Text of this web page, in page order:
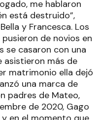
un emotivo posteo
unos días tras el
de borrar: “Desde
de vos... y
y
y haciendo
jugador cada día.
desconocido para
a entender
fanática más”. El